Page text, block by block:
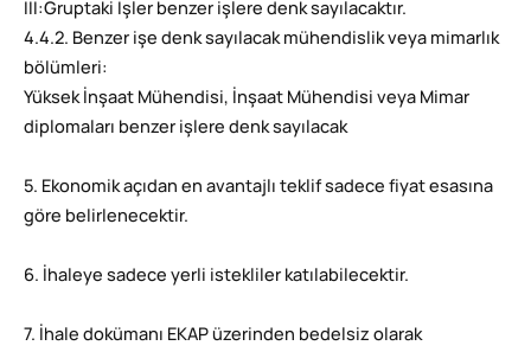
III:Gruptaki İşler benzer işlere denk sayılacaktır.
4.4.2. Benzer işe denk sayılacak mühendislik veya mimarlık
bölümleri:
Yüksek İnşaat Mühendisi, İnşaat Mühendisi veya Mimar
diplomaları benzer işlere denk sayılacak
5. Ekonomik açıdan en avantajlı teklif sadece fiyat esasına
göre belirlenecektir.
6. İhaleye sadece yerli istekliler katılabilecektir.
7. İhale dokümanı EKAP üzerinden bedelsiz olarak